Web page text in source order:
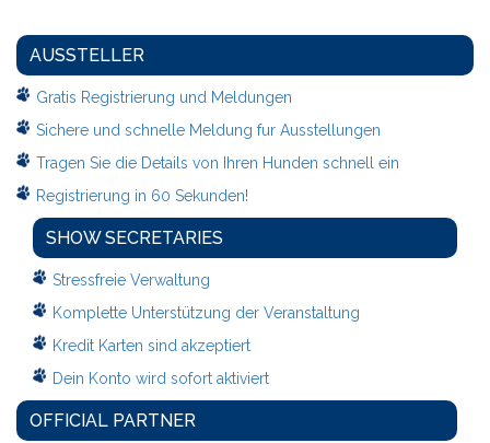
AUSSTELLER
Gratis Registrierung und Meldungen
Sichere und schnelle Meldung fur Ausstellungen
Tragen Sie die Details von Ihren Hunden schnell ein
Registrierung in 60 Sekunden!
SHOW SECRETARIES
Stressfreie Verwaltung
Komplette Unterstützung der Veranstaltung
Kredit Karten sind akzeptiert
Dein Konto wird sofort aktiviert
OFFICIAL PARTNER